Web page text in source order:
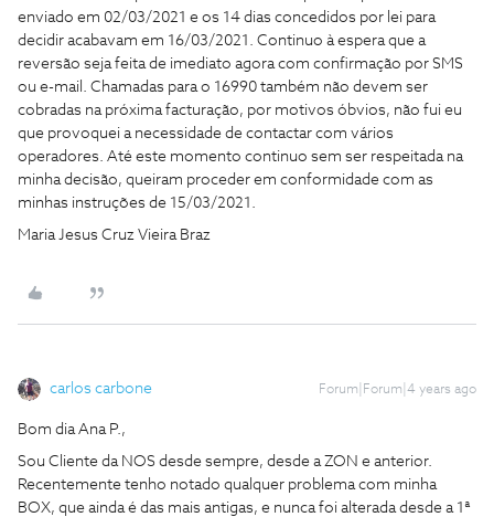
enviado em 02/03/2021 e os 14 dias concedidos por lei para
decidir acabavam em 16/03/2021. Continuo à espera que a
reversão seja feita de imediato agora com confirmação por SMS
ou e-mail. Chamadas para o 16990 também não devem ser
cobradas na próxima facturação, por motivos óbvios, não fui eu
que provoquei a necessidade de contactar com vários
operadores. Até este momento continuo sem ser respeitada na
minha decisão, queiram proceder em conformidade com as
minhas instruções de 15/03/2021.
Maria Jesus Cruz Vieira Braz
carlos carbone Forum|Forum|4 years ago
Bom dia Ana P.,
Sou Cliente da NOS desde sempre, desde a ZON e anterior.
Recentemente tenho notado qualquer problema com minha
BOX, que ainda é das mais antigas, e nunca foi alterada desde a 1ª